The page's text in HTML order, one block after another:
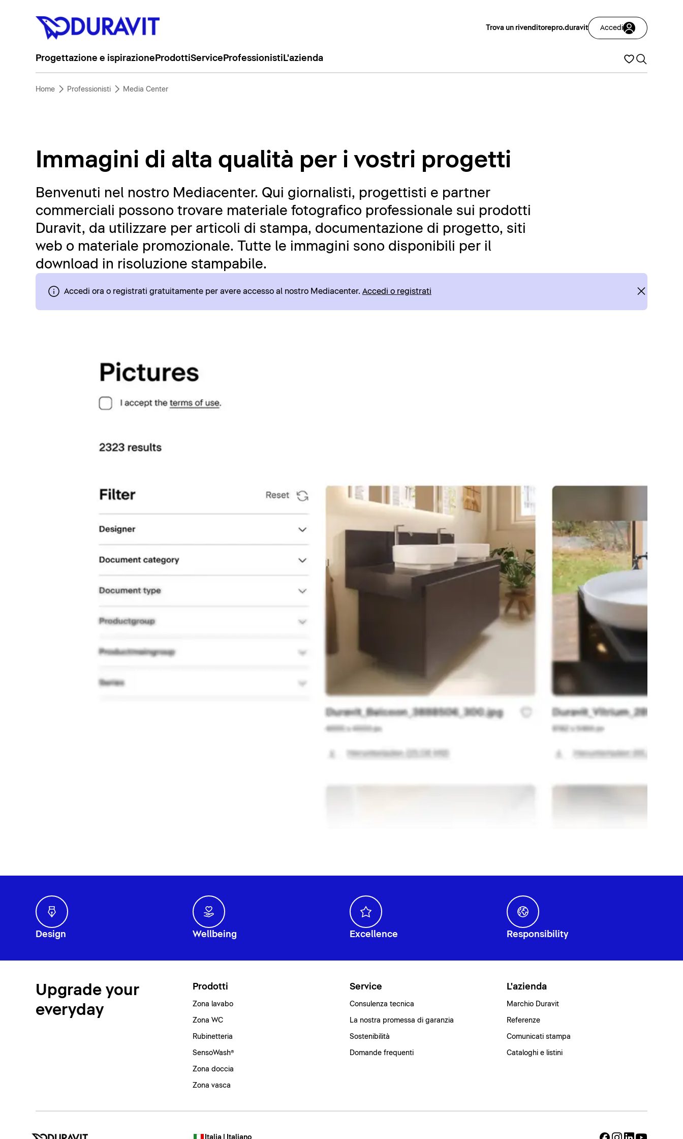
Trova un rivenditorepro.duravit Accedi
Progettazione e ispirazione ProdottiService Professionisti L'azienda
Home Professionisti Media Center
Immagini di alta qualità per i vostri progetti
Benvenuti nel nostro Mediacenter. Qui giornalisti, progettisti e partner
commerciali possono trovare materiale fotografico professionale sui prodotti
Duravit, da utilizzare per articoli di stampa, documentazione di progetto, siti
web o materiale promozionale. Tutte le immagini sono disponibili per il
download in risoluzione stampabile.
Accedi ora o registrati gratuitamente per avere accesso al nostro Mediacenter. Accedi o registrati
Design Wellbeing Excellence Responsibility
Upgrade your
everyday
Prodotti
Zona lavabo
Zona WC
Rubinetteria
SensoWash®
Zona doccia
Zona vasca
Service
Consulenza tecnica
La nostra promessa di garanzia
Sostenibilità
Domande frequenti
L'azienda
Marchio Duravit
Referenze
Comunicati stampa
Cataloghi e listini